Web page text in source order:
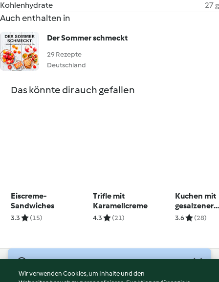
Kohlenhydrate
27 g
Auch enthalten in
Der Sommer schmeckt
29 Rezepte
Deutschland
Das könnte dir auch gefallen
Eiscreme-
Sandwiches
3.3 (15)
Trifle mit
Karamellcreme
4.3 (21)
Kuchen mit
gesalzener
3.6 (28)
Wir verwenden Cookies, um Inhalte und den